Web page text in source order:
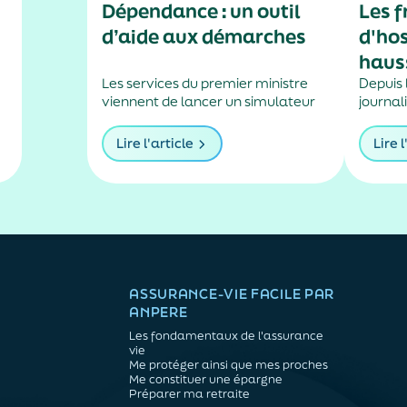
Dépendance : un outil
d’aide aux démarches
Les services du premier ministre
viennent de lancer un simulateur
médical est nécessaire dans le
cadre d’une demande d’allocation
Lire l'article
Les
Depuis
Lire
ASSURANCE-VIE FACILE PAR
ANPERE
Les fondamentaux de l'assurance
vie
Me protéger ainsi que mes proches
Me constituer une épargne
Préparer ma retraite